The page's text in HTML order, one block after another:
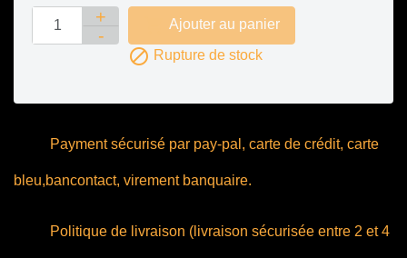
Ajouter au panier
 Rupture de stock
Payment sécurisé par pay-pal, carte de crédit, carte
bleu,bancontact, virement banquaire.
Politique de livraison (livraison sécurisée entre 2 et 4